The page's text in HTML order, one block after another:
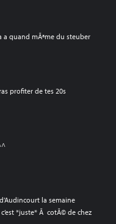
quand mÃªme du steuber
profiter de tes 20s
la semaine
*juste* Ã cotÃ© de chez